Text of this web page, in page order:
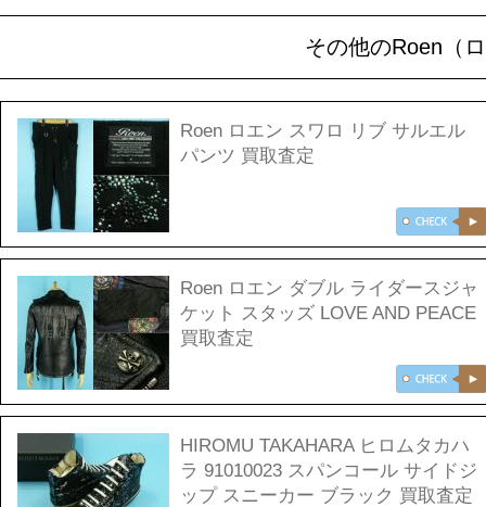
その他のRoen（
Roen ロエン スワロ リブ サルエル
パンツ 買取査定
Roen ロエン ダブル ライダースジャ
ケット スタッズ LOVE AND PEACE
買取査定
HIROMU TAKAHARA ヒロムタカハ
ラ 91010023 スパンコール サイドジ
ップ スニーカー ブラック 買取査定